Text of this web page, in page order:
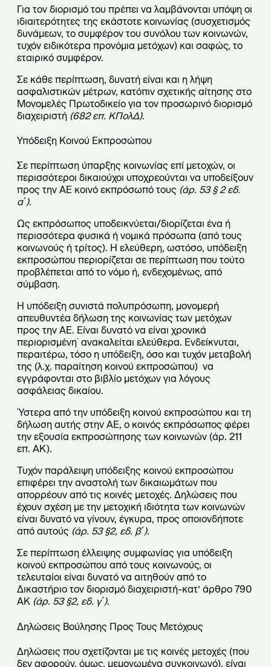
Για τον διορισμό του πρέπει να λαμβάνονται υπόψη οι
ιδιαιτερότητες της εκάστοτε κοινωνίας (συσχετισμός
δυνάμεων, το συμφέρον του συνόλου των κοινωνών,
τυχόν ειδικότερα προνόμια μετόχων) και σαφώς, το
εταιρικό συμφέρον.
Σε κάθε περίπτωση, δυνατή είναι και η λήψη
ασφαλιστικών μέτρων, κατόπιν σχετικής αίτησης στο
Μονομελές Πρωτοδικείο για τον προσωρινό διορισμό
διαχειριστή (682 επ. ΚΠολΔ).
Υπόδειξη Κοινού Εκπροσώπου
Σε περίπτωση ύπαρξης κοινωνίας επί μετοχών, οι
περισσότεροι δικαιούχοι υποχρεούνται να υποδείξουν
προς την ΑΕ κοινό εκπρόσωπό τους (άρ. 53 § 2 εδ.
α΄).
Ως εκπρόσωπος υποδεικνύεται/διορίζεται ένα ή
περισσότερα φυσικά ή νομικά πρόσωπα (από τους
κοινωνούς ή τρίτος). Η ελεύθερη, ωστόσο, υπόδειξη
εκπροσώπου περιορίζεται σε περίπτωση που τούτο
προβλέπεται από το νόμο ή, ενδεχομένως, από
σύμβαση.
Η υπόδειξη συνιστά πολυπρόσωπη, μονομερή
απευθυντέα δήλωση της κοινωνίας των μετόχων
προς την ΑΕ. Είναι δυνατό να είναι χρονικά
περιορισμένη˙ ανακαλείται ελεύθερα. Ενδείκνυται,
περαιτέρω, τόσο η υπόδειξη, όσο και τυχόν μεταβολή
της (λ.χ. παραίτηση κοινού εκπροσώπου) να
εγγράφονται στο βιβλίο μετόχων για λόγους
ασφάλειας δικαίου.
Ύστερα από την υπόδειξη κοινού εκπροσώπου και τη
δήλωση αυτής στην ΑΕ, ο κοινός εκπρόσωπος φέρει
την εξουσία εκπροσώπησης των κοινωνών (άρ. 211
επ. ΑΚ).
Τυχόν παράλειψη υπόδειξης κοινού εκπροσώπου
επιφέρει την αναστολή των δικαιωμάτων που
απορρέουν από τις κοινές μετοχές. Δηλώσεις που
έχουν σχέση με την μετοχική ιδιότητα των κοινωνών
είναι δυνατό να γίνουν, έγκυρα, προς οποιονδήποτε
από αυτούς (άρ. 53 §2, εδ. β΄).
Σε περίπτωση έλλειψης συμφωνίας για υπόδειξη
κοινού εκπροσώπου από τους κοινωνούς, οι
τελευταίοι είναι δυνατό να αιτηθούν από το
Δικαστήριο τον διορισμό διαχειριστή-κατ’ άρθρο 790
ΑΚ (άρ. 53 §2, εδ. γ΄).
Δηλώσεις Βούλησης Προς Τους Μετόχους
Δηλώσεις που σχετίζονται με τις κοινές μετοχές (που
δεν αφορούν, όμως, μεμονωμένα συγκοινωνό), είναι